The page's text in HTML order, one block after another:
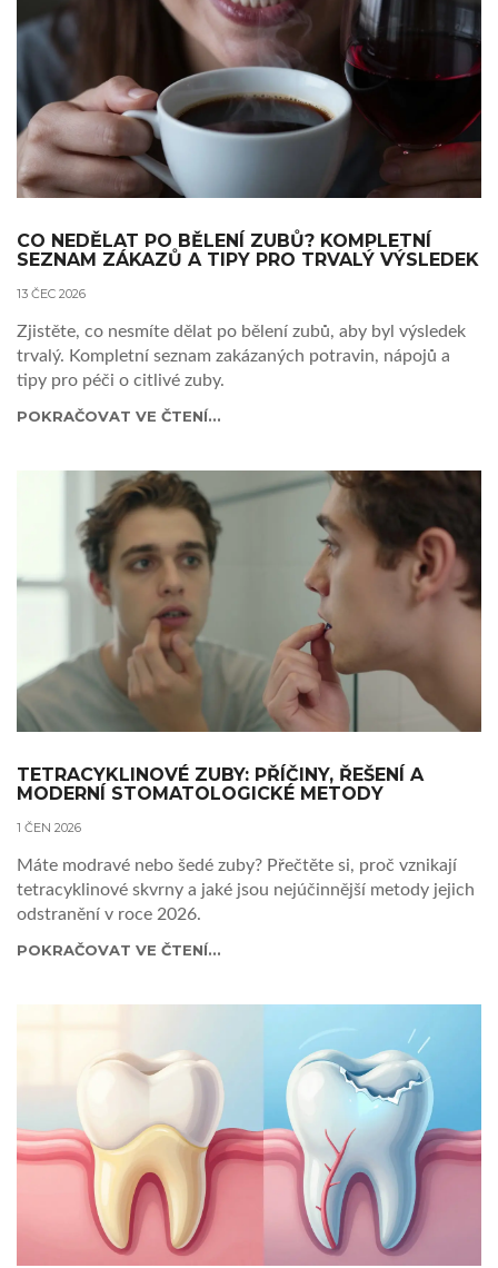
CO NEDĚLAT PO BĚLENÍ ZUBŮ? KOMPLETNÍ
SEZNAM ZÁKAZŮ A TIPY PRO TRVALÝ VÝSLEDEK
13 ČEC 2026
Zjistěte, co nesmíte dělat po bělení zubů, aby byl výsledek
trvalý. Kompletní seznam zakázaných potravin, nápojů a
tipy pro péči o citlivé zuby.
POKRAČOVAT VE ČTENÍ...
TETRACYKLINOVÉ ZUBY: PŘÍČINY, ŘEŠENÍ A
MODERNÍ STOMATOLOGICKÉ METODY
1 ČEN 2026
Máte modravé nebo šedé zuby? Přečtěte si, proč vznikají
tetracyklinové skvrny a jaké jsou nejúčinnější metody jejich
odstranění v roce 2026.
POKRAČOVAT VE ČTENÍ...